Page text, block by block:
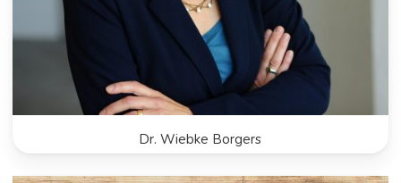
Dr. Wiebke Borgers